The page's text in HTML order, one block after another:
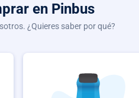
en Pinbus
¿Quieres saber por qué?